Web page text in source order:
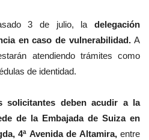
3 de julio, ladelegación
en caso de vulnerabilidad. A
atendiendo trámites como
de identidad.
solicitantes deben acudir a la
de la Embajada de Suiza en
4ª Avenida de Altamira,entre